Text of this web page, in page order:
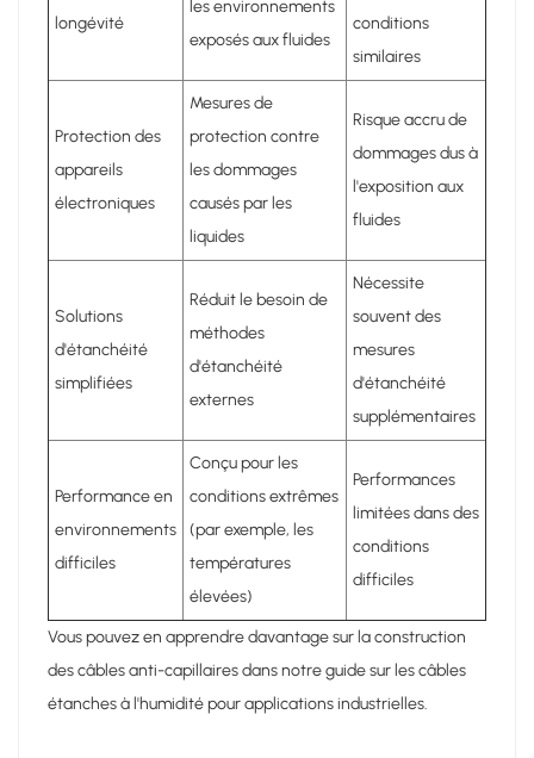
longévité
les environnements
exposés aux fluides
conditions
similaires
Protection des
appareils
électroniques
Mesures de
protection contre
les dommages
causés par les
liquides
Risque accru de
dommages dus à
l'exposition aux
fluides
Solutions
d'étanchéité
simplifiées
Réduit le besoin de
méthodes
d'étanchéité
externes
Nécessite
souvent des
mesures
d'étanchéité
supplémentaires
Performance en
environnements
difficiles
Conçu pour les
conditions extrêmes
(par exemple, les
températures
élevées)
Performances
limitées dans des
conditions
difficiles
Vous pouvez en apprendre davantage sur la construction
des câbles anti-capillaires dans notre guide sur les câbles
étanches à l'humidité pour applications industrielles.